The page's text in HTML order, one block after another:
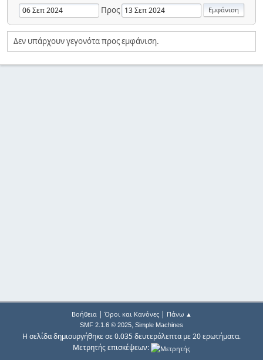
Προς
Δεν υπάρχουν γεγονότα προς εμφάνιση.
Βοήθεια| Όροι και Κανόνες| Πάνω ▲
SMF 2.1.6 © 2025, Simple Machines
Η σελίδα δημιουργήθηκε σε 0.035 δευτερόλεπτα με 20 ερωτήματα.
Μετρητής επισκέψεων: